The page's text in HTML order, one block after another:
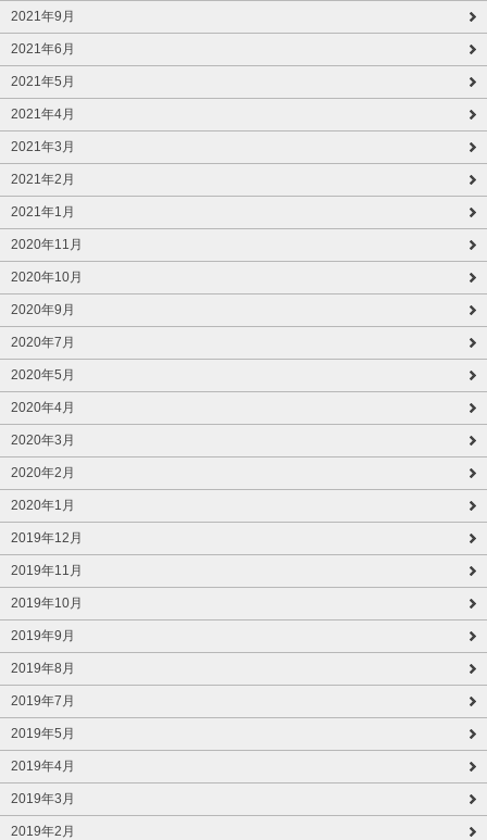
2021年9月
2021年6月
2021年5月
2021年4月
2021年3月
2021年2月
2021年1月
2020年11月
2020年10月
2020年9月
2020年7月
2020年5月
2020年4月
2020年3月
2020年2月
2020年1月
2019年12月
2019年11月
2019年10月
2019年9月
2019年8月
2019年7月
2019年5月
2019年4月
2019年3月
2019年2月